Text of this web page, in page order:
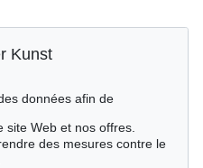
secteur(s)?
Kunst
données afin de
site Web et nos offres.
des mesures contre le